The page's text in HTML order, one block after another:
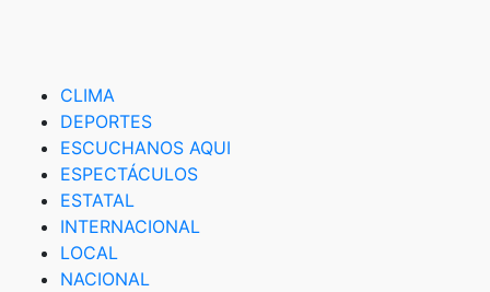
CLIMA
DEPORTES
ESCUCHANOS AQUI
ESPECTÁCULOS
ESTATAL
INTERNACIONAL
LOCAL
NACIONAL